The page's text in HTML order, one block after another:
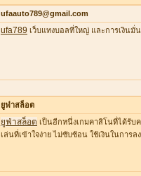
ufaauto789@gmail.com
ufa789 เว็บแทงบอลที่ใหญ่ และการเงิน
ยูฟ่าสล็อต
ยูฟ่าสล็อต เป็นอีกหนึ่งเกมคาสิโนที่ได้รับ
เล่นที่เข้าใจง่าย ไม่ซับซ้อน ใช้เงินในกา